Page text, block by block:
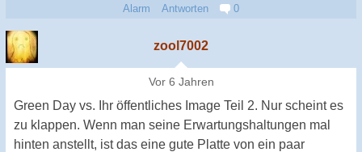
Alarm Antworten 0
zool7002
Vor 6 Jahren
Green Day vs. Ihr öffentliches Image Teil 2. Nur scheint es
zu klappen. Wenn man seine Erwartungshaltungen mal
hinten anstellt, ist das eine gute Platte von ein paar